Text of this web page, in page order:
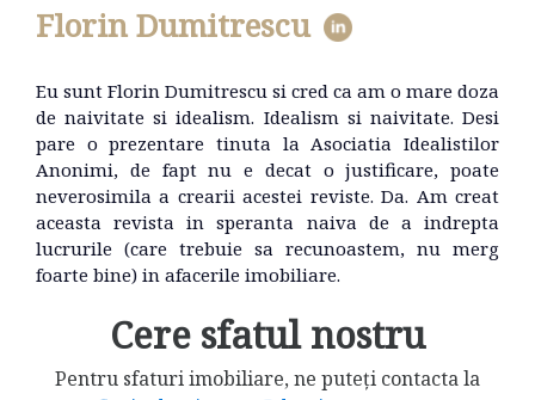
Florin Dumitrescu
Eu sunt Florin Dumitrescu si cred ca am o mare doza
de naivitate si idealism. Idealism si naivitate. Desi
pare o prezentare tinuta la Asociatia Idealistilor
Anonimi, de fapt nu e decat o justificare, poate
neverosimila a crearii acestei reviste. Da. Am creat
aceasta revista in speranta naiva de a indrepta
lucrurile (care trebuie sa recunoastem, nu merg
foarte bine) in afacerile imobiliare.
Cere sfatul nostru
Pentru sfaturi imobiliare, ne puteți contacta la